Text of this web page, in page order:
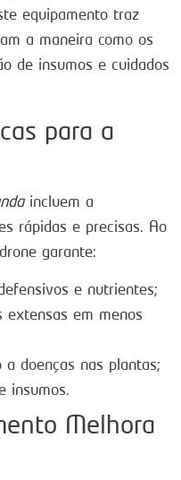
equipamento traz
a maneira como os
de insumos e cuidados
para a
incluem a
rápidas e precisas. Ao
garante:
e nutrientes;
extensas em menos
doenças nas plantas;
insumos.
Melhora